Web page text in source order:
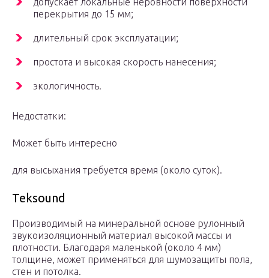
перекрытия до 15 мм;
длительный срок эксплуатации;
простота и высокая скорость нанесения;
экологичность.
Недостатки:
Может быть интересно
для высыхания требуется время (около суток).
Teksound
Производимый на минеральной основе рулонный
звукоизоляционный материал высокой массы и
плотности. Благодаря маленькой (около 4 мм)
толщине, может применяться для шумозащиты пола,
стен и потолка.